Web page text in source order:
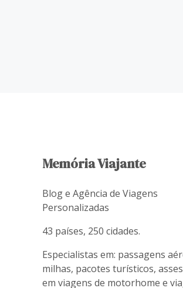
Memória Viajante
Blog e Agência de Viagens
Personalizadas
43 países, 250 cidades.
Especialistas em: passagens
milhas, pacotes turísticos,
em viagens de motorhome e